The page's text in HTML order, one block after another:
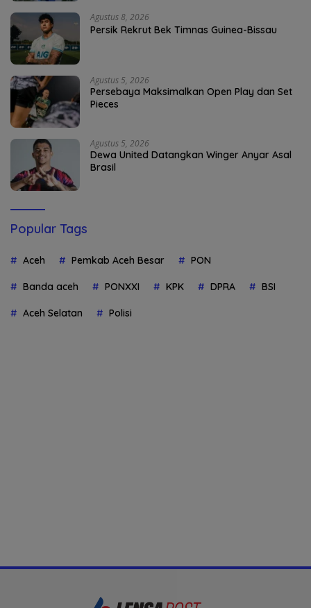
Agustus 8, 2026
Persik Rekrut Bek Timnas Guinea-Bissau
Agustus 5, 2026
Persebaya Maksimalkan Open Play dan Set
Pieces
Agustus 5, 2026
Dewa United Datangkan Winger Anyar Asal
Brasil
Popular Tags
Aceh Pemkab Aceh Besar PON
Banda aceh PONXXI KPK DPRA BSI
Aceh Selatan Polisi